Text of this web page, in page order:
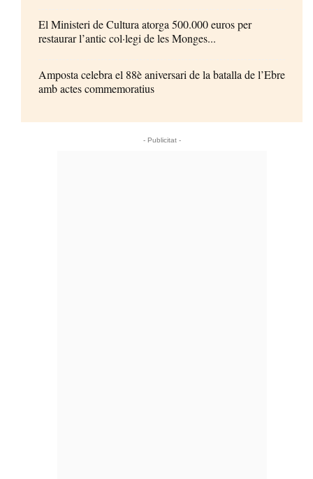
El Ministeri de Cultura atorga 500.000 euros per
restaurar l’antic col·legi de les Monges...
Amposta celebra el 88è aniversari de la batalla de l’Ebre
amb actes commemoratius
- Publicitat -